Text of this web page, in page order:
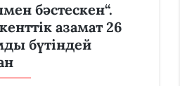
бәстескен“.
азамат 26
бүтіндей